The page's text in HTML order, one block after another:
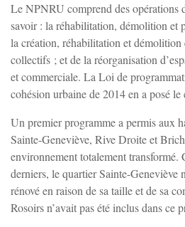
Perrigny
Quenne
St-Georges/Baulche
Vallan
Le NPNRU comprend des opérations
savoir : la réhabilitation, démolition et
la création, réhabilitation et démolition
collectifs ; et de la réorganisation
et commerciale. La Loi de
cohésion urbaine de 2014 en a posé le
Un premier programme a permis aux
Sainte-Geneviève, Rive Droite et
environnement totalement transformé.
derniers, le quartier Sainte-Geneviève
rénové en raison de sa taille et de sa
Rosoirs n’avait pas été inclus dans ce